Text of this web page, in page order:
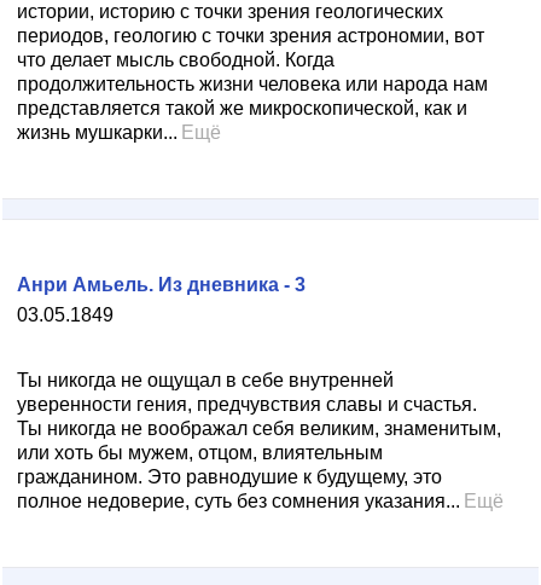
истории, историю с точки зрения геологических
периодов, геологию с точки зрения астрономии, вот
что делает мысль свободной. Когда
продолжительность жизни человека или народа нам
представляется такой же микроскопической, как и
жизнь мушкарки... Ещё
03.05.1849
Анри Амьель. Из дневника - 3
Ты никогда не ощущал в себе внутренней
уверенности гения, предчувствия славы и счастья.
Ты никогда не воображал себя великим, знаменитым,
или хоть бы мужем, отцом, влиятельным
гражданином. Это равнодушие к будущему, это
полное недоверие, суть без сомнения указания... Ещё